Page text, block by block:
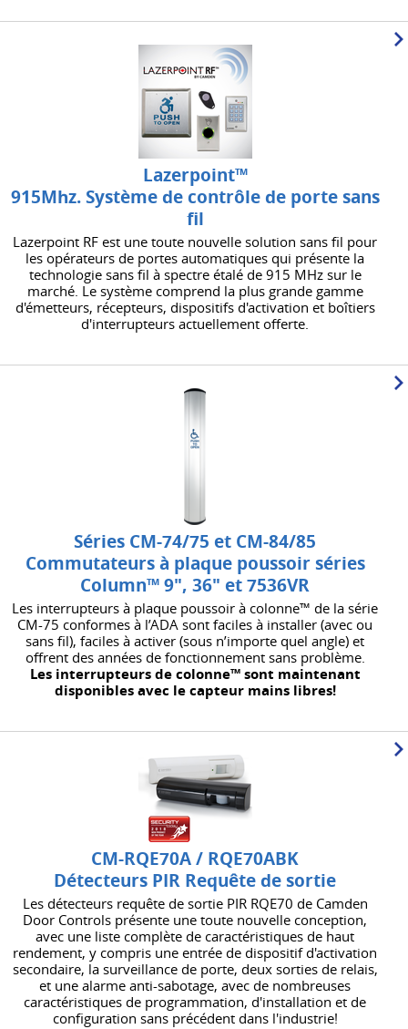
Lazerpoint™
915Mhz. Système de contrôle de porte sans
fil
Lazerpoint RF est une toute nouvelle solution sans fil pour
les opérateurs de portes automatiques qui présente la
technologie sans fil à spectre étalé de 915 MHz sur le
marché. Le système comprend la plus grande gamme
d'émetteurs, récepteurs, dispositifs d'activation et boîtiers
d'interrupteurs actuellement offerte.
Séries CM-74/75 et CM-84/85
Commutateurs à plaque poussoir séries
Column™ 9", 36" et 7536VR
Les interrupteurs à plaque poussoir à colonne™ de la série
CM-75 conformes à l’ADA sont faciles à installer (avec ou
sans fil), faciles à activer (sous n’importe quel angle) et
offrent des années de fonctionnement sans problème.
Les interrupteurs de colonne™ sont maintenant
disponibles avec le capteur mains libres!
CM-RQE70A / RQE70ABK
Détecteurs PIR Requête de sortie
Les détecteurs requête de sortie PIR RQE70 de Camden
Door Controls présente une toute nouvelle conception,
avec une liste complète de caractéristiques de haut
rendement, y compris une entrée de dispositif d'activation
secondaire, la surveillance de porte, deux sorties de relais,
et une alarme anti-sabotage, avec de nombreuses
caractéristiques de programmation, d'installation et de
configuration sans précédent dans l'industrie!